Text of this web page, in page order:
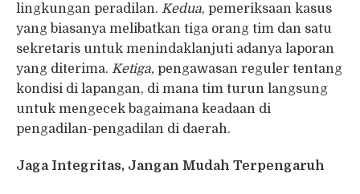
lingkungan peradilan. Kedua, pemeriksaan kasus
yang biasanya melibatkan tiga orang tim dan satu
sekretaris untuk menindaklanjuti adanya laporan
yang diterima. Ketiga, pengawasan reguler tentang
kondisi di lapangan, di mana tim turun langsung
untuk mengecek bagaimana keadaan di
pengadilan-pengadilan di daerah.
Jaga Integritas, Jangan Mudah Terpengaruh